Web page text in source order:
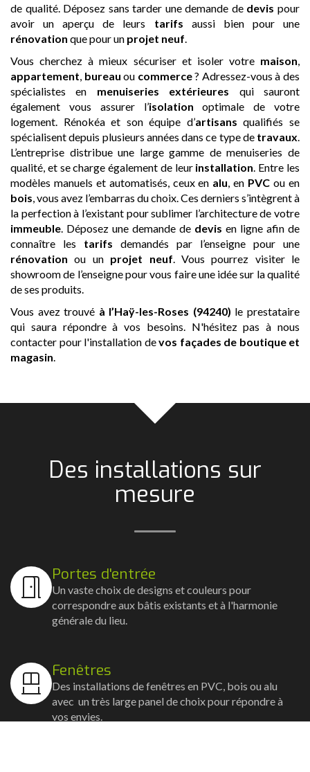
de qualité. Déposez sans tarder une demande de devis pour
avoir un aperçu de leurs tarifs aussi bien pour une
rénovation que pour un projet neuf
Vous cherchez à mieux sécuriser et isoler votre maison
appartement bureau ou commerce? Adressez-vous à des
spécialistes en menuiseries extérieures qui sauront
également vous assurer l’isolation optimale de votre
logement. Rénokéa et son équipe d’artisans qualifiés se
spécialisent depuis plusieurs années dans ce type de travaux
L’entreprise distribue une large gamme de menuiseries de
qualité, et se charge également de leur installation . Entre les
modèles manuels et automatisés, ceux en alu , en PVC ou en
bois , vous avez l’embarras du choix. Ces derniers s’intègrent à
la perfection à l’existant pour sublimer l’architecture de votre
immeuble . Déposez une demande de devis en ligne afin de
connaître les tarifs demandés par l’enseigne pour une
rénovation ou un projet neuf . Vous pourrez visiter le
showroom de l’enseigne pour vous faire une idée sur la qualité
de ses produits.
Vous avez trouvé à l’Haÿ-les-Roses (94240) le prestataire
qui saura répondre à vos besoins. N'hésitez pas à nous
contacter pour l'installation devos façades de boutique et
magasin
Des installations sur
mesure
Portes d'entrée
Un vaste choix de designs et couleurs pour
correspondre aux bâtis existants et à l'harmonie
générale du lieu.
Fenêtres
Des installations de fenêtres en PVC, bois ou alu
avec un très large panel de choix pour répondre à
vos envies.